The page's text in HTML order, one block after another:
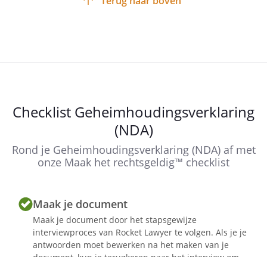
Checklist Geheimhoudingsverklaring
(NDA)
Rond je Geheimhoudingsverklaring (NDA) af met
onze Maak het rechtsgeldig™ checklist
Maak je document
Maak je document door het stapsgewijze
interviewproces van Rocket Lawyer te volgen. Als je je
antwoorden moet bewerken na het maken van je